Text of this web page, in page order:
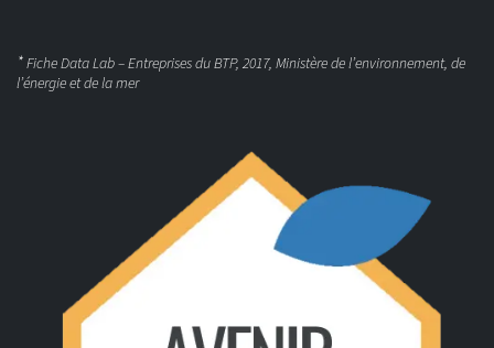
*Fiche Data Lab – Entreprises du BTP, 2017, Ministère de l’environnement, de
l’énergie et de la mer